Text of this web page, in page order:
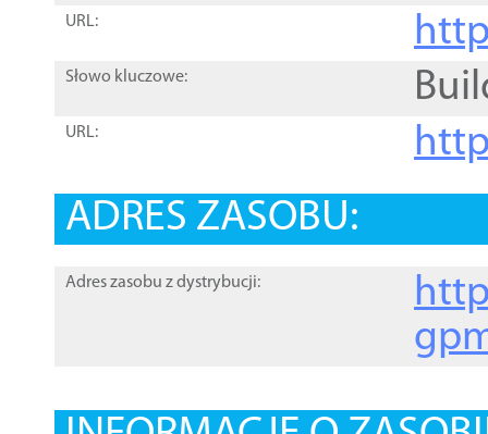
URL:
Słowo kluczowe:
URL:
ADRES ZASOBU:
Adres zasobu z dystrybucji: